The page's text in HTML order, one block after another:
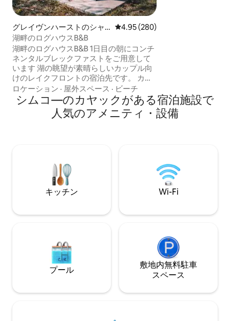
グレイヴンハーストのシャ
レー
レビュー280件、5つ星中4.95つ
4.95 (280)
湖畔のログハウスB&B
湖畔のログハウスB&B 1日目の朝にコンチ
ネンタルブレックファストをご用意して
います 湖の眺望が素晴らしいカップル向
けのレイクフロントの宿泊先です。 カス
タムメイドのログハウスで小さな家の暮
らしを体験してください。 造園により、
すべての当事者（隣の所有者）のプライ
バシーが確保されています。ボート用の
ィッシング、ウォータースキー、水泳、
ボート。 日常からの脱出には、私たちの
ログハウスが最適です。
ロケーション · 屋外スペース · ビーチ
シムコ―のカヤックがある宿泊施設で
人気のアメニティ・設備
キッチン Wi-Fi
プール
敷地内無料駐⁠車
ス⁠ペ⁠ー⁠ス